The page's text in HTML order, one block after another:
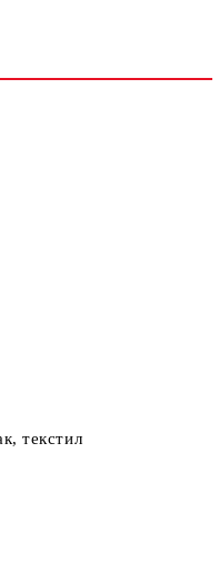
ден.
текстил